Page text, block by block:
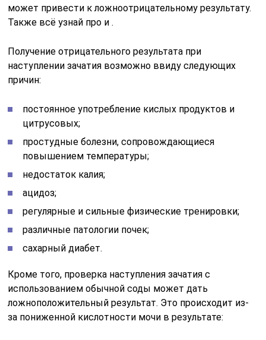
может привести к ложноотрицательному результату.
Также всё узнай про и .
Получение отрицательного результата при
наступлении зачатия возможно ввиду следующих
причин:
постоянное употребление кислых продуктов и
цитрусовых;
простудные болезни, сопровождающиеся
повышением температуры;
недостаток калия;
ацидоз;
регулярные и сильные физические тренировки;
различные патологии почек;
сахарный диабет.
Кроме того, проверка наступления зачатия с
использованием обычной соды может дать
ложноположительный результат. Это происходит из-
за пониженной кислотности мочи в результате: